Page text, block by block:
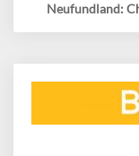
Neufundland: